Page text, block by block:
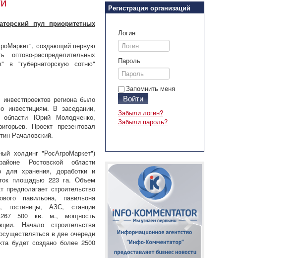
пул приоритетных
создающий первую
распределительных
в "губернаторскую сотню"
региона было
инвестициям. В заседании,
области Юрий Молодченко,
Проект презентовал
Рачаловский.
холдинг "РосАгроМаркет")
Ростовской области
для хранения, доработки и
площадью 223 га. Объем
строительство
павильона, павильона
гостиницы, АЗС, станции
267 500 кв. м., мощность
Начало строительства
в две очереди
будет создано более 2500
Регистрация организаций
Логин
Пароль
Запомнить меня
Войти
Забыли логин?
Забыли пароль?